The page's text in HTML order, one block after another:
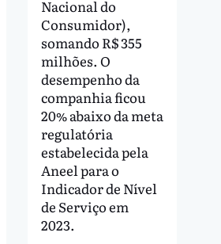
Nacional do
Consumidor),
somando R$ 355
milhões. O
desempenho da
companhia ficou
20% abaixo da meta
regulatória
estabelecida pela
Aneel para o
Indicador de Nível
de Serviço em
2023.